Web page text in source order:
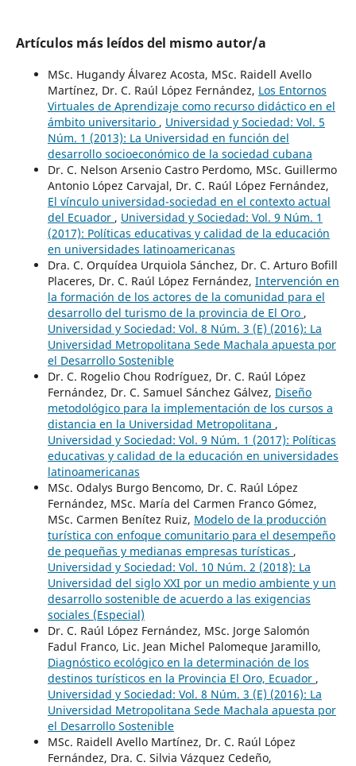
Artículos más leídos del mismo autor/a
MSc. Hugandy Álvarez Acosta, MSc. Raidell Avello
Martínez, Dr. C. Raúl López Fernández, Los Entornos
Virtuales de Aprendizaje como recurso didáctico en el
ámbito universitario , Universidad y Sociedad: Vol. 5
Núm. 1 (2013): La Universidad en función del
desarrollo socioeconómico de la sociedad cubana
Dr. C. Nelson Arsenio Castro Perdomo, MSc. Guillermo
Antonio López Carvajal, Dr. C. Raúl López Fernández,
El vínculo universidad-sociedad en el contexto actual
del Ecuador , Universidad y Sociedad: Vol. 9 Núm. 1
(2017): Políticas educativas y calidad de la educación
en universidades latinoamericanas
Dra. C. Orquídea Urquiola Sánchez, Dr. C. Arturo Bofill
Placeres, Dr. C. Raúl López Fernández, Intervención en
la formación de los actores de la comunidad para el
desarrollo del turismo de la provincia de El Oro ,
Universidad y Sociedad: Vol. 8 Núm. 3 (E) (2016): La
Universidad Metropolitana Sede Machala apuesta por
el Desarrollo Sostenible
Dr. C. Rogelio Chou Rodríguez, Dr. C. Raúl López
Fernández, Dr. C. Samuel Sánchez Gálvez, Diseño
metodológico para la implementación de los cursos a
distancia en la Universidad Metropolitana ,
Universidad y Sociedad: Vol. 9 Núm. 1 (2017): Políticas
educativas y calidad de la educación en universidades
latinoamericanas
MSc. Odalys Burgo Bencomo, Dr. C. Raúl López
Fernández, MSc. María del Carmen Franco Gómez,
MSc. Carmen Benítez Ruiz, Modelo de la producción
turística con enfoque comunitario para el desempeño
de pequeñas y medianas empresas turísticas ,
Universidad y Sociedad: Vol. 10 Núm. 2 (2018): La
Universidad del siglo XXI por un medio ambiente y un
desarrollo sostenible de acuerdo a las exigencias
sociales (Especial)
Dr. C. Raúl López Fernández, MSc. Jorge Salomón
Fadul Franco, Lic. Jean Michel Palomeque Jaramillo,
Diagnóstico ecológico en la determinación de los
destinos turísticos en la Provincia El Oro, Ecuador ,
Universidad y Sociedad: Vol. 8 Núm. 3 (E) (2016): La
Universidad Metropolitana Sede Machala apuesta por
el Desarrollo Sostenible
MSc. Raidell Avello Martínez, Dr. C. Raúl López
Fernández, Dra. C. Silvia Vázquez Cedeño,